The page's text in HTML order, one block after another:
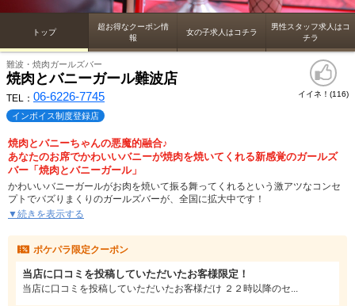
トップ
超お得なクーポン情
報
女の子求人はコチラ
男性スタッフ求人はコ
チラ
難波・焼肉ガールズバー
焼肉とバニーガール難波店
TEL： 06-6226-7745 イイネ！(116)
インボイス制度登録店
焼肉とバニーちゃんの悪魔的融合♪
あなたのお席でかわいいバニーが焼肉を焼いてくれる新感覚のガールズ
バー「焼肉とバニーガール」
かわいいバニーガールがお肉を焼いて振る舞ってくれるという激アツなコンセ
プトでバズりまくりのガールズバーが、全国に拡大中です！
大阪を代表する夜遊びスポットにある「焼肉とバニーガール難波店」は大阪難
みなのも嬉しいポイント！華やかさあふれるエンタメ空間でお酒も焼肉も存分
に楽しめるため、忘年会などのシーズンイベントや取引先とのカジュアルな会
食にも使いやすいですよ♡
「焼肉とバニーガール」という名前の通り、正統派バニースーツに身を包んだ
▼続きを表示する
ポケパラ限定クーポン
当店に口コミを投稿していただいたお客様限定！
当店に口コミを投稿していただいたお客様だけ ２２時以降のセ...